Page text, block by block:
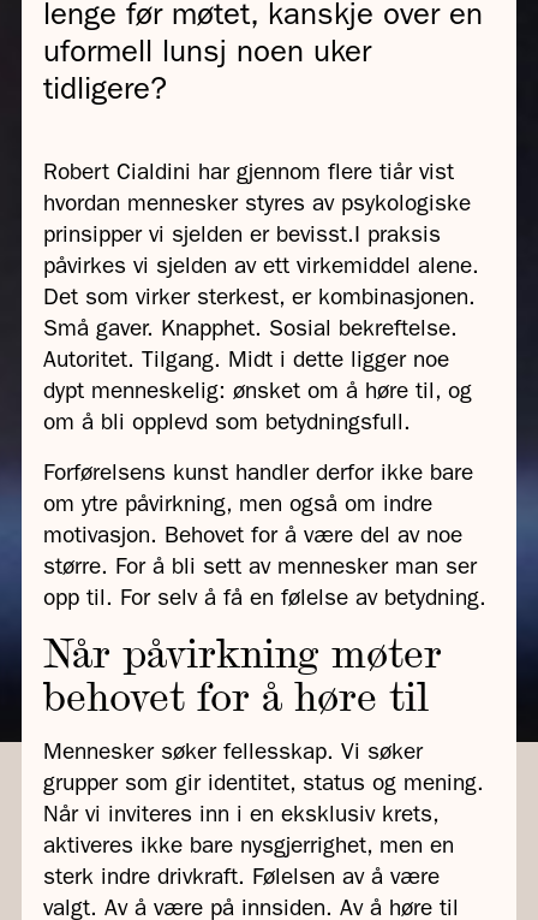
lenge før møtet, kanskje over en
uformell lunsj noen uker
tidligere?
Robert Cialdini har gjennom flere tiår vist
hvordan mennesker styres av psykologiske
prinsipper vi sjelden er bevisst.I praksis
påvirkes vi sjelden av ett virkemiddel alene.
Det som virker sterkest, er kombinasjonen.
Små gaver. Knapphet. Sosial bekreftelse.
Autoritet. Tilgang. Midt i dette ligger noe
dypt menneskelig: ønsket om å høre til, og
om å bli opplevd som betydningsfull.
Forførelsens kunst handler derfor ikke bare
om ytre påvirkning, men også om indre
motivasjon. Behovet for å være del av noe
større. For å bli sett av mennesker man ser
opp til. For selv å få en følelse av betydning.
Når påvirkning møter
behovet for å høre til
Mennesker søker fellesskap. Vi søker
grupper som gir identitet, status og mening.
Når vi inviteres inn i en eksklusiv krets,
aktiveres ikke bare nysgjerrighet, men en
sterk indre drivkraft. Følelsen av å være
valgt. Av å være på innsiden. Av å høre til